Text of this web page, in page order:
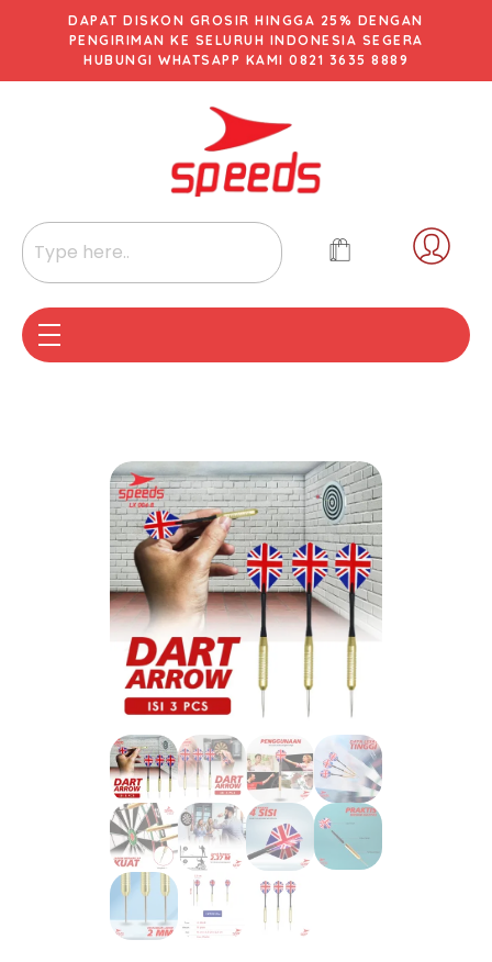
DAPAT DISKON GROSIR HINGGA 25% DENGAN
PENGIRIMAN KE SELURUH INDONESIA SEGERA
HUBUNGI WHATSAPP KAMI 0821 3635 8889